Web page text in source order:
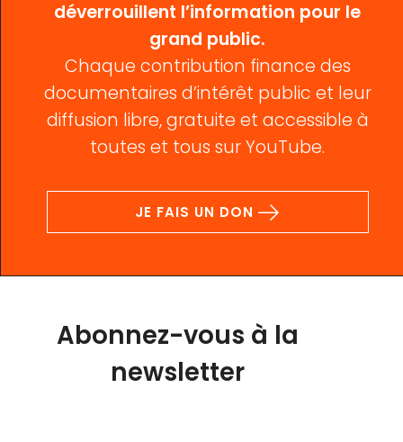
déverrouillent l’information pour le
grand public.
Chaque contribution finance des
documentaires d’intérêt public et leur
diffusion libre, gratuite et accessible à
toutes et tous sur YouTube.
JE FAIS UN DON
Abonnez-vous à la
newsletter